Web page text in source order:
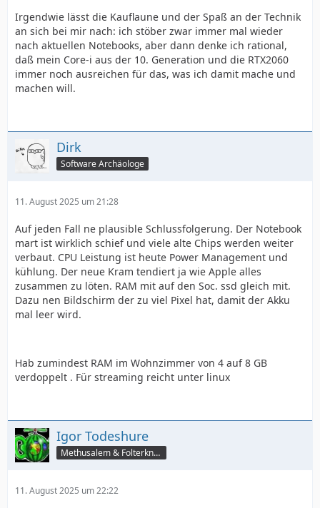
Irgendwie lässt die Kauflaune und der Spaß an der Technik
an sich bei mir nach: ich stöber zwar immer mal wieder
nach aktuellen Notebooks, aber dann denke ich rational,
daß mein Core-i aus der 10. Generation und die RTX2060
immer noch ausreichen für das, was ich damit mache und
machen will.
Dirk
Software Archäologe
11. August 2025 um 21:28
Auf jeden Fall ne plausible Schlussfolgerung. Der Notebook
mart ist wirklich schief und viele alte Chips werden weiter
verbaut. CPU Leistung ist heute Power Management und
kühlung. Der neue Kram tendiert ja wie Apple alles
zusammen zu löten. RAM mit auf den Soc. ssd gleich mit.
Dazu nen Bildschirm der zu viel Pixel hat, damit der Akku
mal leer wird.
Hab zumindest RAM im Wohnzimmer von 4 auf 8 GB
verdoppelt . Für streaming reicht unter linux
Igor Todeshure
Methusalem & Folterknecht
11. August 2025 um 22:22